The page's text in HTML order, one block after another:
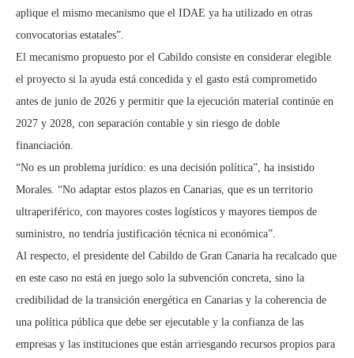
aplique el mismo mecanismo que el IDAE ya ha utilizado en otras
convocatorias estatales”.
El mecanismo propuesto por el Cabildo consiste en considerar elegible
el proyecto si la ayuda está concedida y el gasto está comprometido
antes de junio de 2026 y permitir que la ejecución material continúe en
2027 y 2028, con separación contable y sin riesgo de doble
financiación.
“No es un problema jurídico: es una decisión política”, ha insistido
Morales. “No adaptar estos plazos en Canarias, que es un territorio
ultraperiférico, con mayores costes logísticos y mayores tiempos de
suministro, no tendría justificación técnica ni económica”.
Al respecto, el presidente del Cabildo de Gran Canaria ha recalcado que
en este caso no está en juego solo la subvención concreta, sino la
credibilidad de la transición energética en Canarias y la coherencia de
una política pública que debe ser ejecutable y la confianza de las
empresas y las instituciones que están arriesgando recursos propios para